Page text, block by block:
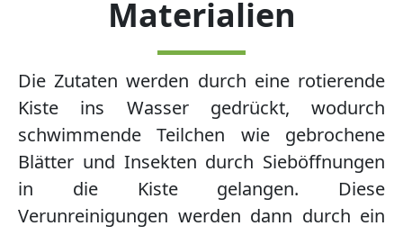
Materialien
Die Zutaten werden durch eine rotierende
Kiste ins Wasser gedrückt, wodurch
schwimmende Teilchen wie gebrochene
Blätter und Insekten durch Sieböffnungen
in die Kiste gelangen. Diese
Verunreinigungen werden dann durch ein